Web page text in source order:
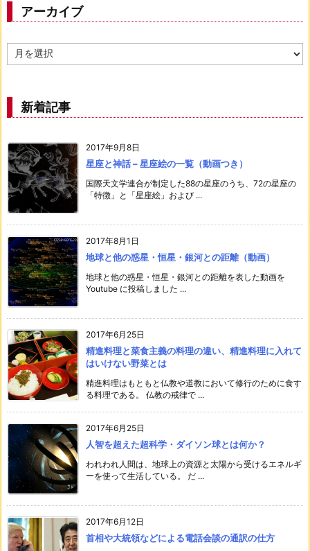
アーカイブ
ー
ブ
新着記事
2017年9月8日
星座と神話 – 星座絵の一覧（動画つき）
国際天文学連合が制定した88の星座のうち、72の星座の
「特徴」と「星座絵」および ...
2017年8月1日
地球と他の惑星・恒星・銀河との距離（動画）
地球と他の惑星・恒星・銀河との距離を表した動画を
Youtube に投稿しました ...
2017年6月25日
精進料理と菜食主義の料理の違い、精進料理に入れて
はいけない野菜とは
精進料理はもともと仏教や道教において修行のために食す
る料理である。 仏教の戒律で ...
2017年6月25日
人智を超えた超科学・ダイソン球とは何か？
われわれ人間は、地球上の資源と太陽から受けるエネルギ
ーを使って生活している。 だ ...
2017年6月12日
首相や大統領などによる電話会談の通訳の仕方